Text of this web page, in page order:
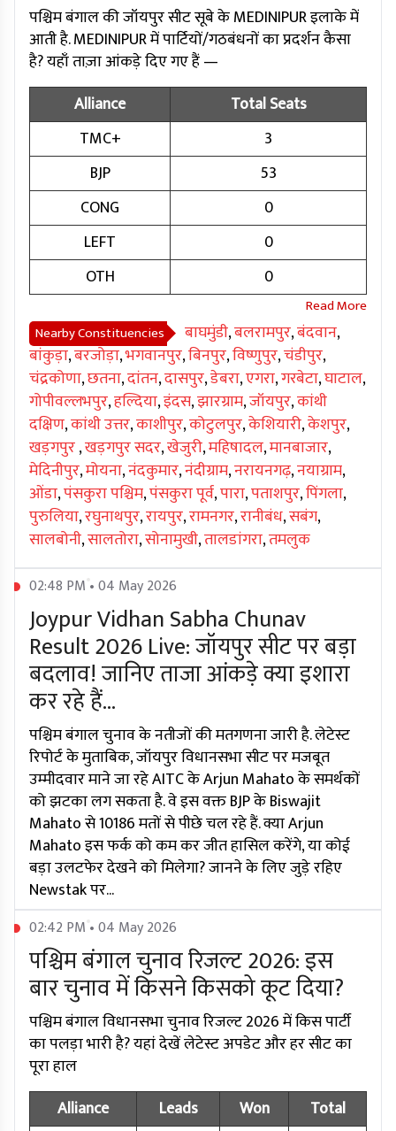
पश्चिम बंगाल की जॉयपुर सीट सूबे के MEDINIPUR इलाके में
आती है. MEDINIPUR में पार्टियों/गठबंधनों का प्रदर्शन कैसा
है? यहाँ ताज़ा आंकड़े दिए गए हैं —
Alliance
Total Seats
TMC+
3
BJP
53
CONG
0
LEFT
0
OTH
0
Nearby Constituencies बाघमुंडी,बलरामपुर,बंदवान,
बांकुड़ा,बरजोड़ा,भगवानपुर,बिनपुर,विष्णुपुर,चंडीपुर,
चंद्रकोणा,छतना,दांतन,दासपुर,डेबरा,एगरा,गरबेटा,घाटाल,
गोपीवल्लभपुर,हल्दिया,इंदस,झारग्राम,जॉयपुर,कांथी
दक्षिण,कांथी उत्तर,काशीपुर,कोटुलपुर,केशियारी,केशपुर,
खड़गपुर,खड़गपुर सदर,खेजुरी,महिषादल,मानबाजार,
मेदिनीपुर,मोयना,नंदकुमार,नंदीग्राम,नरायनगढ़,नयाग्राम,
ओंडा,पंसकुरा पश्चिम,पंसकुरा पूर्व,पारा,पताशपुर,पिंगला,
पुरुलिया,रघुनाथपुर,रायपुर,रामनगर,रानीबंध,सबंग,
सालबोनी,सालतोरा,सोनामुखी,तालडांगरा,तमलुक
02:48 PM • 04 May 2026
Joypur Vidhan Sabha Chunav
Result 2026 Live: जॉयपुर सीट पर बड़ा
बदलाव! जानिए ताजा आंकड़े क्या इशारा
कर रहे हैं...
पश्चिम बंगाल चुनाव के नतीजों की मतगणना जारी है. लेटेस्ट
रिपोर्ट के मुताबिक, जॉयपुर विधानसभा सीट पर मजबूत
उम्मीदवार माने जा रहे AITC के Arjun Mahato के समर्थकों
को झटका लग सकता है. वे इस वक्त BJP के Biswajit
Mahato से 10186 मतों से पीछे चल रहे हैं. क्या Arjun
Mahato इस फर्क को कम कर जीत हासिल करेंगे, या कोई
बड़ा उलटफेर देखने को मिलेगा? जानने के लिए जुड़े रहिए
Newstak पर...
02:42 PM • 04 May 2026
पश्चिम बंगाल चुनाव रिजल्ट 2026: इस
बार चुनाव में किसने किसको कूट दिया?
पश्चिम बंगाल विधानसभा चुनाव रिजल्ट 2026 में किस पार्टी
का पलड़ा भारी है? यहां देखें लेटेस्ट अपडेट और हर सीट का
पूरा हाल
Alliance
Leads Won
Total